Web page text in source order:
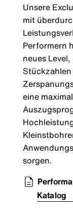
Unsere
mit
Performern
neues
eine
sorgen.
Katalog